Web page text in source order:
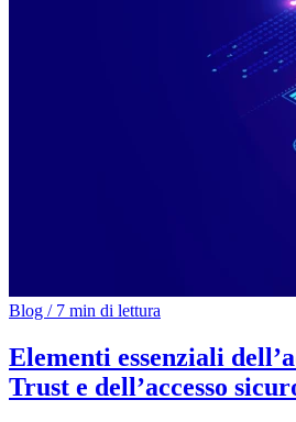
Blog /7 min di lettura
Elementi essenziali
Trust e dell’accesso